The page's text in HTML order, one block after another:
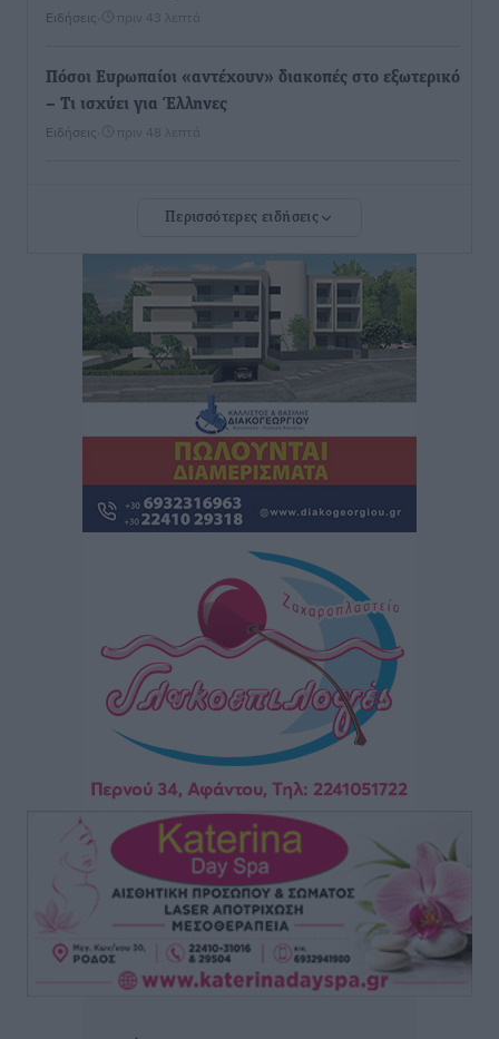
Ειδήσεις πριν 43 λεπτά
Πόσοι Ευρωπαίοι «αντέχουν» διακοπές στο εξωτερικό
– Τι ισχύει για Έλληνες
Ειδήσεις πριν 48 λεπτά
στην Ελλάδα, αλλά 18% υψηλότερη δαπάνη ανά
Βέλγοι τουρίστες: Στα 547,9 εκατ. ευρώ οι εισπράξεις
για την Ελλάδα
Οι κανόνες για τουριστική ανάπτυξη –
Κατηγοριοποιήσεις, ρυθμίσεις και όρια
Τοπικές Ειδήσεις• πριν 57 λεπτά
Η Τουρκία «γκριζάρει» ξανά το Αιγαίο και προκαλεί
με αφορμή το Ειδικό Χωροταξικό Πλαίσιο για τον
Τοπικές Ειδήσεις• πριν 1 ώρα
Νέα εποχή για το Νοσοκομείο Ρόδου: Έργα υποδομής,
ακτινοθεραπευτικό κέντρο και νέα μέτρα για τη
Τοπικές Ειδήσεις• πριν 2 ώρες
Στη Δημοτική Επιτροπή η Ροδιακή Έπαυλη και το
Δίκτυο ΑμεΑ στη Μεσαιωνική Πόλη
πριν 2 ώρες
Προσωρινά κρατούμενος ο 59χρονος που συνελήφθη
με περισσότερο από 1,3 κιλό κοκαΐνης στη Ρόδο
Περισσότερες ειδήσεις